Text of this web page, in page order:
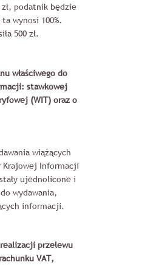
podatnik będzie
wynosi 100%.
500 zł.
właściwego do
stawkowej
(WIT) oraz o
wiążących
Informacji
ujednolicone i
wydawania,
informacji.
przelewu
VAT,